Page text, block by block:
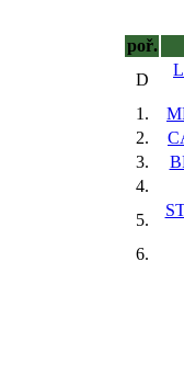
poř.
D
1.
2.
3.
4.
5.
6.